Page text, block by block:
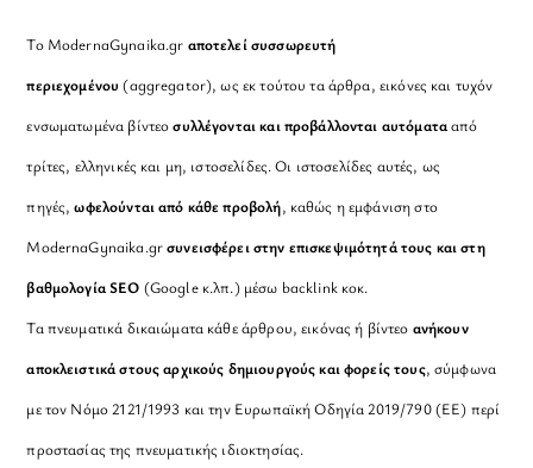
Το ModernaGynaika.gr αποτελεί συσσωρευτή
περιεχομένου (aggregator), ως εκ τούτου τα άρθρα, εικόνες και τυχόν
ενσωματωμένα βίντεοσυλλέγονται και προβάλλονται αυτόματααπό
τρίτες, ελληνικές και μη, ιστοσελίδες. Οι ιστοσελίδες αυτές, ως
πηγές,ωφελούνται από κάθε προβολή, καθώς η εμφάνιση στο
ModernaGynaika.grσυνεισφέρει στην επισκεψιμότητά τους και στη
βαθμολογία SEO (Google κ.λπ.) μέσω backlink κοκ.
Τα πνευματικά δικαιώματα κάθε άρθρου, εικόνας ή βίντεο ανήκουν
αποκλειστικά στους αρχικούς δημιουργούς και φορείς τους, σύμφωνα
με τον Νόμο 2121/1993 και την Ευρωπαϊκή Οδηγία 2019/790 (ΕΕ) περί
προστασίας της πνευματικής ιδιοκτησίας.